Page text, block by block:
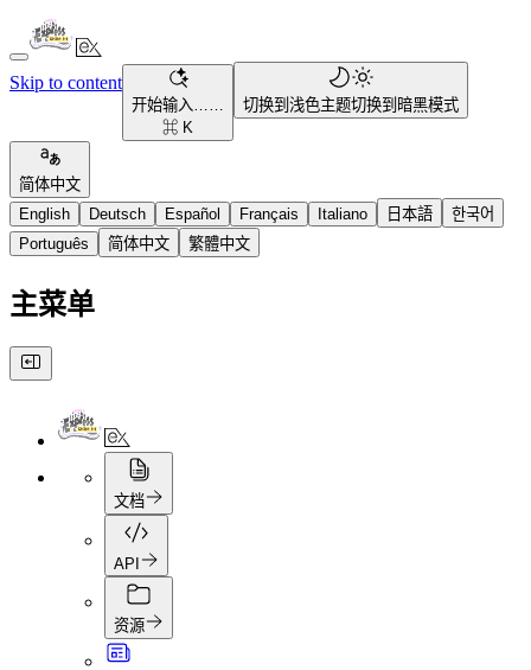
Skip to content
开始输入……
⌘ K
切换到浅色主题切换到暗黑模式
简体中文
English
Deutsch Español Français Italiano 日本語
한국어
Português
简体中文 繁體中文
主菜单
文档
API
资源